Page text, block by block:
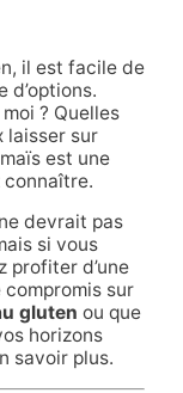
il est facile de
d’options.
? Quelles
laisser sur
est une
devrait pas
si vous
profiter d’une
sur
gluten ou que
horizons
savoir plus.